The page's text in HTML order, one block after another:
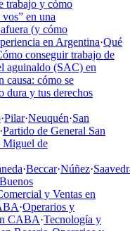
trabajo y cómo
en una
(y cómo
en Argentina·Qué
conseguir trabajo de
aguinaldo (SAC) en
causa: cómo se
dura y tus derechos
·Pilar·Neuquén·San
·Partido de General San
Miguel de
·Beccar·Núñez·
y Ventas en
·Operarios y
CABA·Tecnología y